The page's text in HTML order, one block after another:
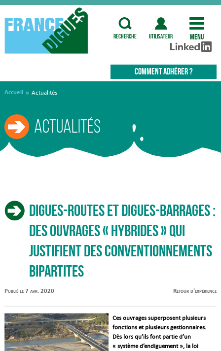
recherche utilisateur Menu
COMMENT ADHÉRER ?
Accueil » Actualités
Actualités
Digues-routes et digues-barrages :
des ouvrages « hybrides » qui
justifient des conventionnements
bipartites
Publié le 7 avr. 2020 Retour d'expérience
Ces ouvrages superposent plusieurs
fonctions et plusieurs gestionnaires.
Dès lors qu’ils font partie d’un
« système d’endiguement », la loi